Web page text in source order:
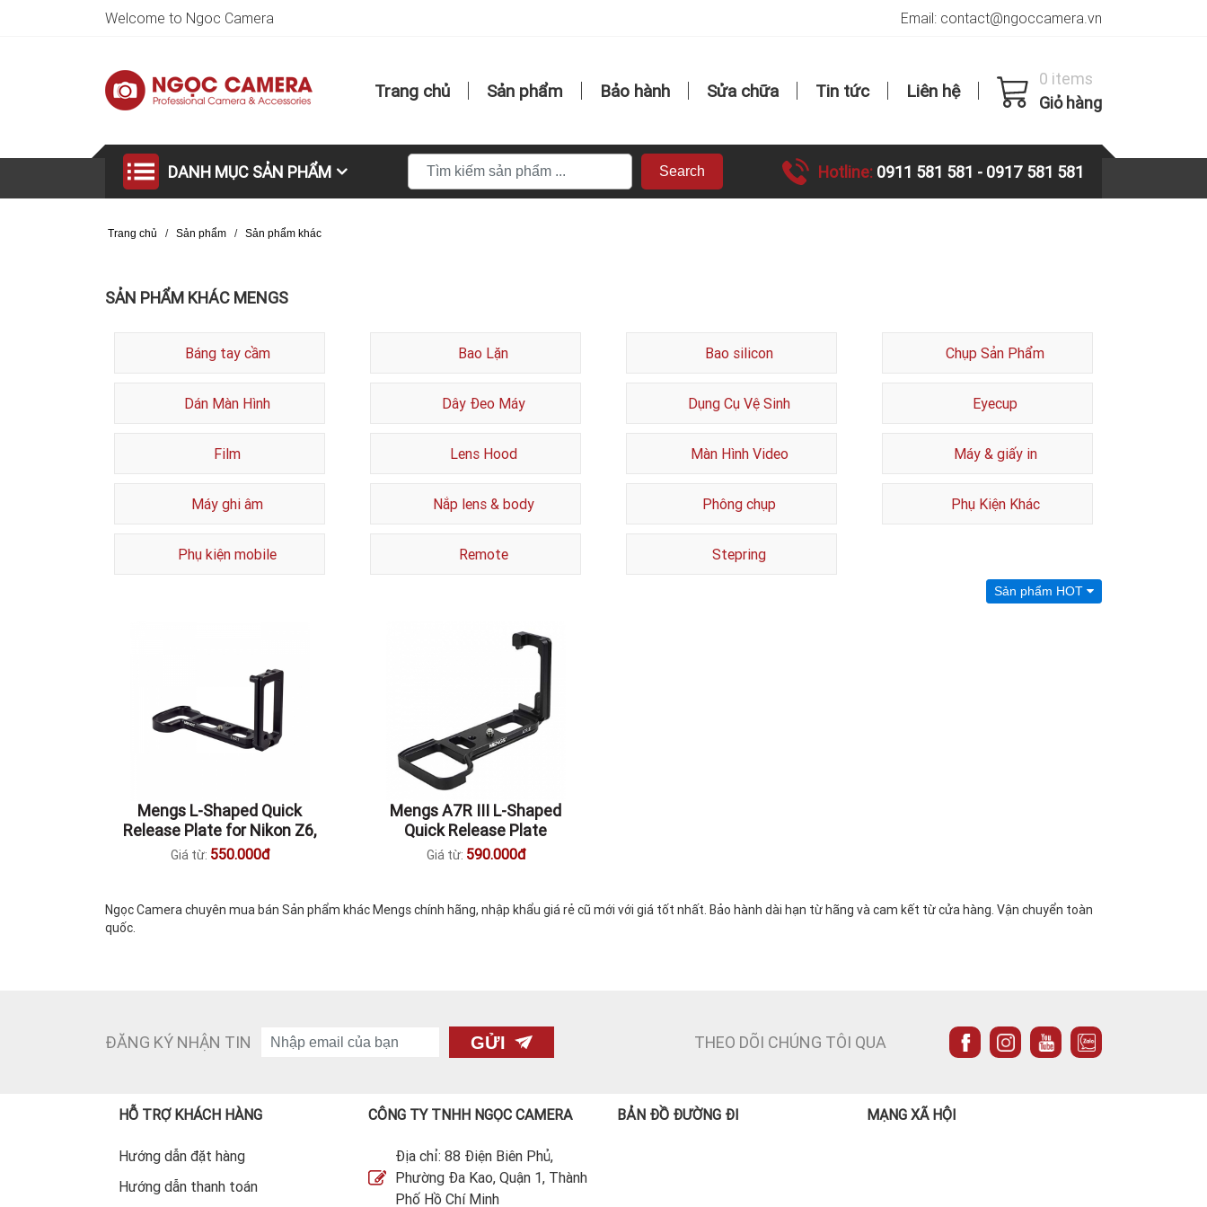
Welcome to Ngoc Camera Email: contact@ngoccamera.vn
Trang chủ Sản phẩm Bảo hành Sửa chữa Tin tức Liên hệ
0 items
Giỏ hàng
DANH MỤC SẢN PHẨM Search Hotline: 0911 581 581 - 0917 581 581
Trang chủ / Sản phẩm / Sản phẩm khác
SẢN PHẨM KHÁC MENGS
Báng tay cầm Bao Lặn Bao silicon Chụp Sản Phẩm
Dán Màn Hình Dây Đeo Máy Dụng Cụ Vệ Sinh Eyecup
Film Lens Hood Màn Hình Video Máy & giấy in
Máy ghi âm Nắp lens & body Phông chụp Phụ Kiện Khác
Phụ kiện mobile Remote Stepring
Sản phẩm HOT
Mengs L-Shaped Quick
Release Plate for Nikon Z6,
Z7
Giá từ: 550.000đ
Mengs A7R III L-Shaped
Quick Release Plate
Giá từ: 590.000đ
Ngọc Camera chuyên mua bán Sản phẩm khác Mengs chính hãng, nhập khẩu giá rẻ cũ mới với giá tốt nhất. Bảo hành dài hạn từ hãng và cam kết từ cửa hàng. Vận chuyển toàn
quốc.
ĐĂNG KÝ NHẬN TIN GỬI THEO DÕI CHÚNG TÔI QUA
HỖ TRỢ KHÁCH HÀNG
Hướng dẫn đặt hàng
Hướng dẫn thanh toán
CÔNG TY TNHH NGỌC CAMERA
Địa chỉ: 88 Điện Biên Phủ,
Phường Đa Kao, Quận 1, Thành
Phố Hồ Chí Minh
BẢN ĐỒ ĐƯỜNG ĐI MẠNG XÃ HỘI